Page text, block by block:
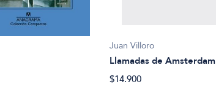
Juan Villoro
Llamadas de Amsterdam
$14.900